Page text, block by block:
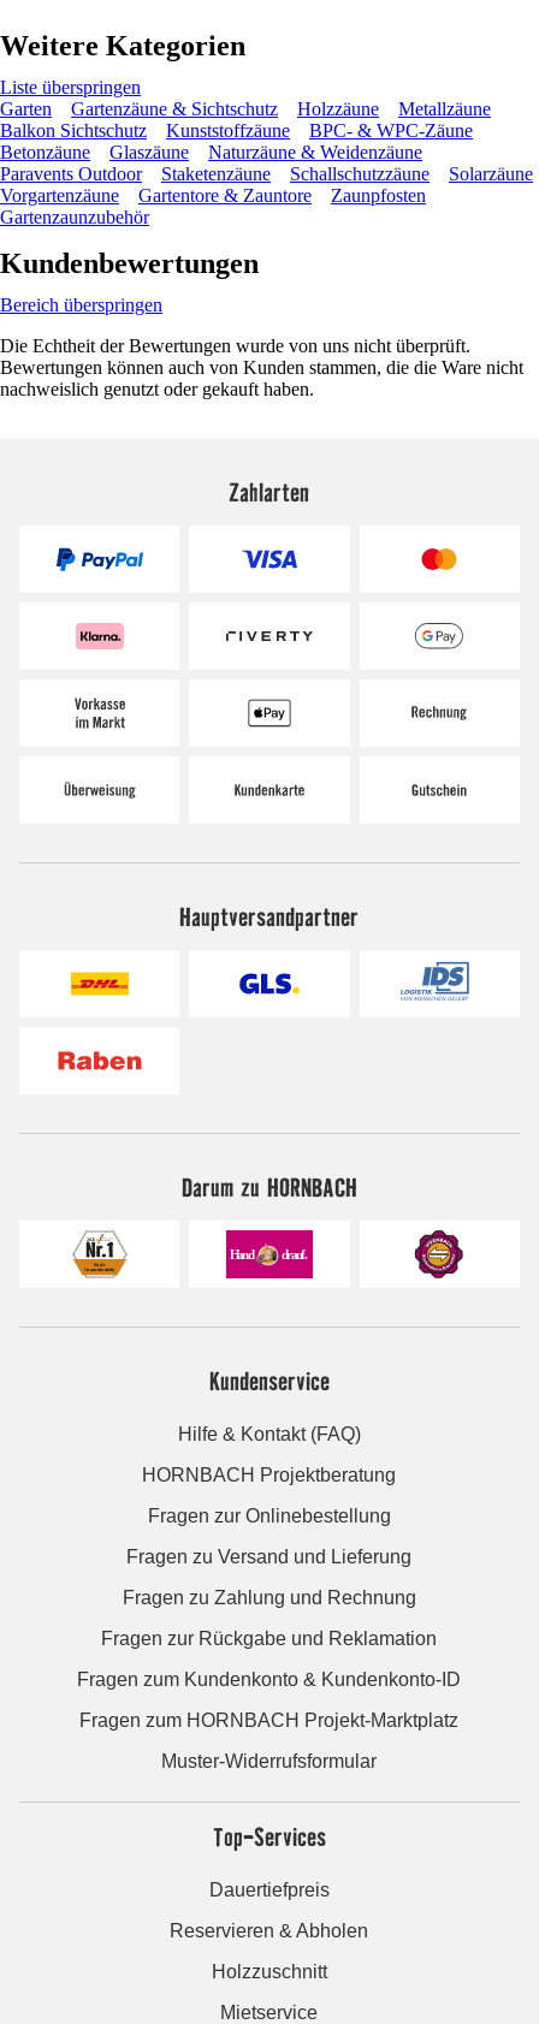
Weitere Kategorien
Liste überspringen
Garten
Gartenzäune & Sichtschutz Holzzäune
Metallzäune
Balkon Sichtschutz
Kunststoffzäune
BPC- & WPC-Zäune
Betonzäune
Glaszäune
Naturzäune & Weidenzäune
Paravents Outdoor
Staketenzäune Schallschutzzäune
Solarzäune
Vorgartenzäune
Gartentore & Zauntore
Zaunpfosten
Gartenzaunzubehör
Kundenbewertungen
Bereich überspringen
Die Echtheit der Bewertungen wurde von uns nicht überprüft.
Bewertungen können auch von Kunden stammen, die die Ware nicht
nachweislich genutzt oder gekauft haben.
Zahlarten
Hauptversandpartner
Darum zu HORNBACH
Kundenservice
Hilfe & Kontakt (FAQ)
HORNBACH Projektberatung
Fragen zur Onlinebestellung
Fragen zu Versand und Lieferung
Fragen zu Zahlung und Rechnung
Fragen zur Rückgabe und Reklamation
Fragen zum Kundenkonto & Kundenkonto-ID
Fragen zum HORNBACH Projekt-Marktplatz
Muster-Widerrufsformular
Top-Services
Dauertiefpreis
Reservieren & Abholen
Holzzuschnitt
Mietservice